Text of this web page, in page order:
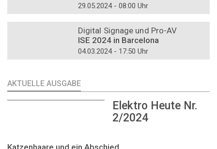
29.05.2024 - 08:00 Uhr
Digital Signage und Pro-AV
ISE 2024 in Barcelona
04.03.2024 - 17:50 Uhr
AKTUELLE AUSGABE
Elektro Heute Nr.
2/2024